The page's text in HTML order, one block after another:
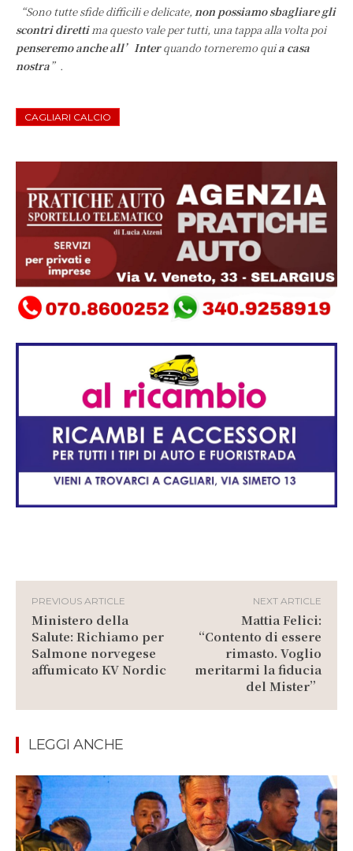
“Sono tutte sfide difficili e delicate, non possiamo sbagliare gli
scontri direttima questo vale per tutti, una tappa alla volta poi
penseremo anche all’Interquando torneremo quia casa
nostra”.
CAGLIARI CALCIO
PREVIOUS ARTICLE
Ministero della
Salute: Richiamo per
Salmone norvegese
affumicato KV Nordic
NEXT ARTICLE
Mattia Felici:
“Contento di essere
rimasto. Voglio
meritarmi la fiducia
del Mister”
LEGGI ANCHE